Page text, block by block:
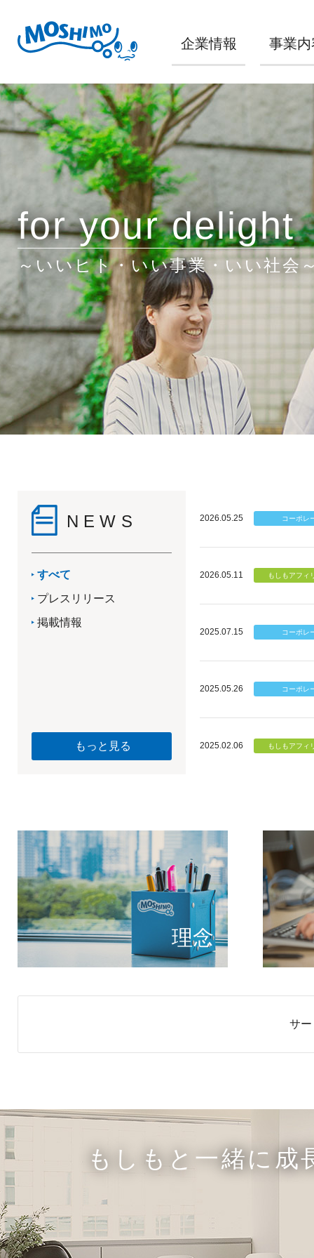
企業情報 事業内
for your delight
～いいヒト・いい事業・いい社会
NEWS
すべて
プレスリリース
掲載情報
もっと見る
2026.05.25
2026.05.11
2025.07.15
2025.05.26
2025.02.06
理念
個のチ
もしもが描く未
サ
もしもと一緒に成